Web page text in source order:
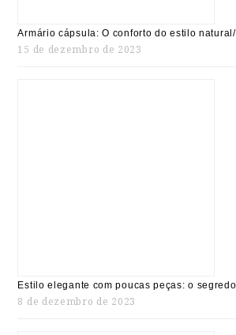
Armário cápsula: O conforto do estilo
15 de dezembro de 2023
Estilo elegante com poucas peças: o
8 de dezembro de 2023